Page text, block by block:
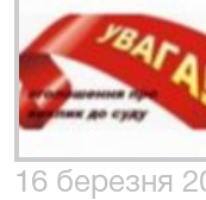
16 березня